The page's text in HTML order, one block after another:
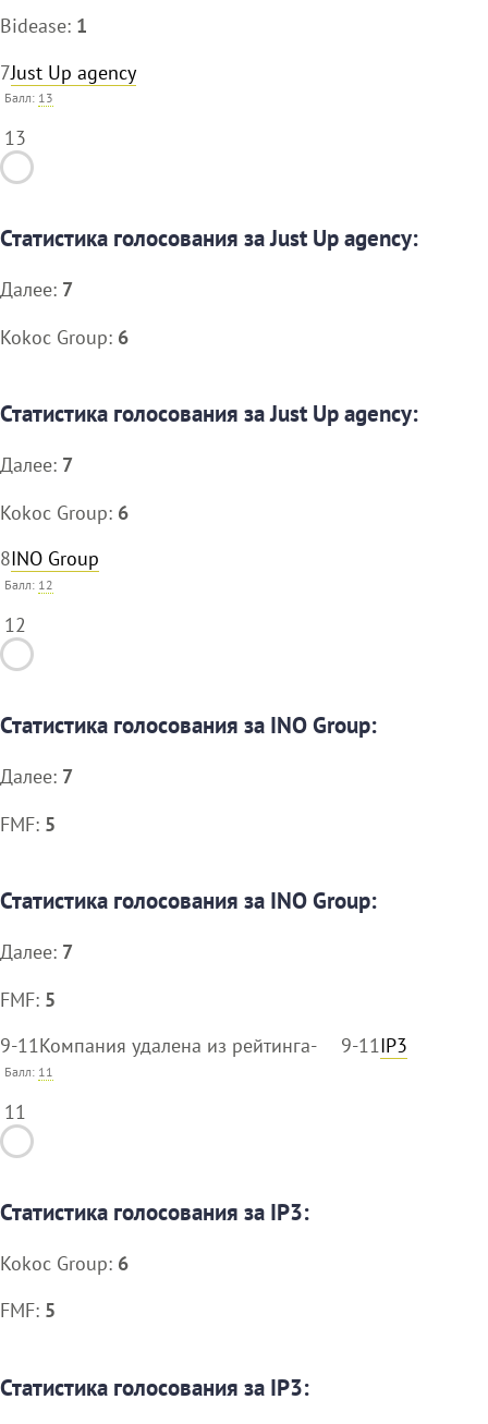
Bidease: 1
7Just Up agency
Балл: 13
13
Статистика голосования за Just Up agency:
Далее: 7
Kokoc Group: 6
Статистика голосования за Just Up agency:
Далее: 7
Kokoc Group: 6
8INO Group
Балл: 12
12
Статистика голосования за INO Group:
Далее: 7
FMF: 5
Статистика голосования за INO Group:
Далее: 7
FMF: 5
9-11Компания удалена из рейтинга- 9-11IP3
Балл: 11
11
Статистика голосования за IP3:
Kokoc Group: 6
FMF: 5
Статистика голосования за IP3: